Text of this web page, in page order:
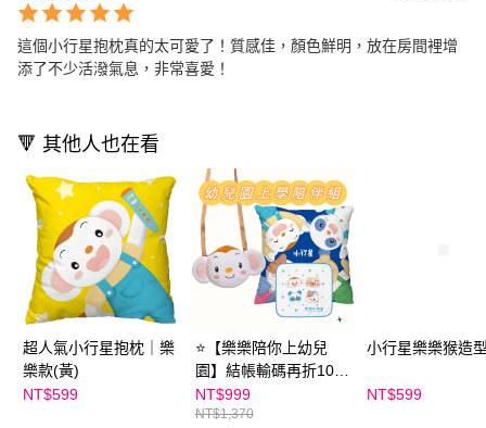
這個小行星抱枕真的太可愛了！質感佳，顏色鮮明，放在房間裡增
添了不少活潑氣息，非常喜愛！
🔻 其他人也在看
超人氣小行星抱枕｜樂
樂款(黃)
NT$599
⭐【樂樂陪你上幼兒
園】結帳輸碼再折100
元！小行星樂樂猴造型
包+樂樂小宇宙小方巾
NT$999
NT$1,370
小行星樂樂猴造
NT$599